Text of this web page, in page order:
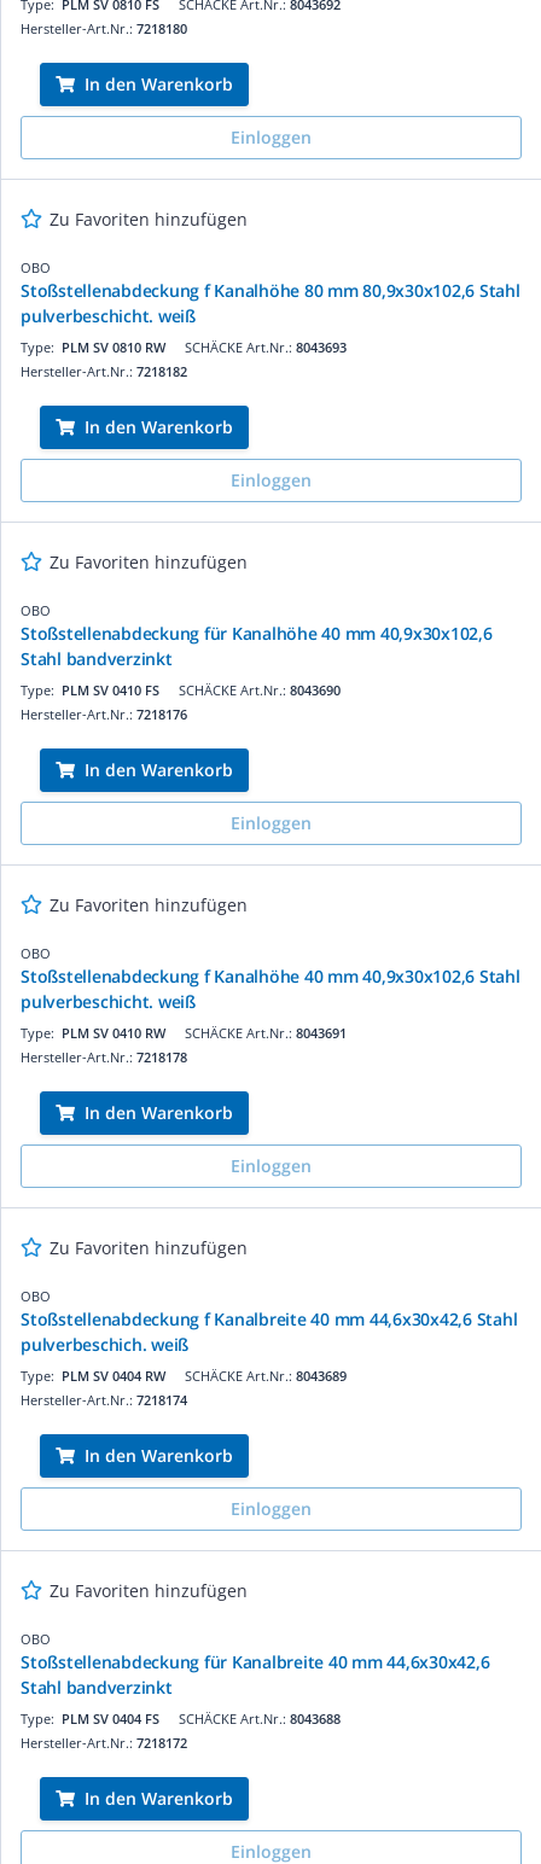
SCHÄCKE Art.Nr.: 8043692
Type: PLM SV 0810 FS
Hersteller-Art.Nr.: 7218180
In den Warenkorb
Einloggen
Zu Favoriten hinzufügen
OBO
Stoßstellenabdeckung f Kanalhöhe 80 mm 80,9x30x102,6 Stahl
pulverbeschicht. weiß
SCHÄCKE Art.Nr.: 8043693
Type: PLM SV 0810 RW
Hersteller-Art.Nr.: 7218182
In den Warenkorb
Einloggen
Zu Favoriten hinzufügen
OBO
Stoßstellenabdeckung für Kanalhöhe 40 mm 40,9x30x102,6
Stahl bandverzinkt
SCHÄCKE Art.Nr.: 8043690
Type: PLM SV 0410 FS
Hersteller-Art.Nr.: 7218176
In den Warenkorb
Einloggen
Zu Favoriten hinzufügen
OBO
Stoßstellenabdeckung f Kanalhöhe 40 mm 40,9x30x102,6 Stahl
pulverbeschicht. weiß
SCHÄCKE Art.Nr.: 8043691
Type: PLM SV 0410 RW
Hersteller-Art.Nr.: 7218178
In den Warenkorb
Einloggen
Zu Favoriten hinzufügen
OBO
Stoßstellenabdeckung f Kanalbreite 40 mm 44,6x30x42,6 Stahl
pulverbeschich. weiß
SCHÄCKE Art.Nr.: 8043689
Type: PLM SV 0404 RW
Hersteller-Art.Nr.: 7218174
In den Warenkorb
Einloggen
Zu Favoriten hinzufügen
OBO
Stoßstellenabdeckung für Kanalbreite 40 mm 44,6x30x42,6
Stahl bandverzinkt
SCHÄCKE Art.Nr.: 8043688
Type: PLM SV 0404 FS
Hersteller-Art.Nr.: 7218172
In den Warenkorb
Einloggen